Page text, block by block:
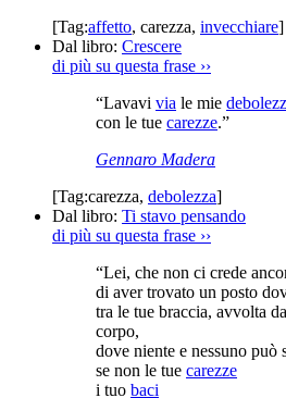
[Tag:affetto, carezza, invecchiare]
Dal libro: Crescere
di più su questa frase ››
“Lavavi via le mie
con le tue carezze.”
Gennaro Madera
[Tag:carezza, debolezza]
Dal libro: Ti stavo pensando
di più su questa frase ››
“Lei, che non ci crede
di aver trovato un posto
tra le tue braccia, avvolta
corpo,
dove niente e nessuno può
se non le tue carezze
i tuo baci